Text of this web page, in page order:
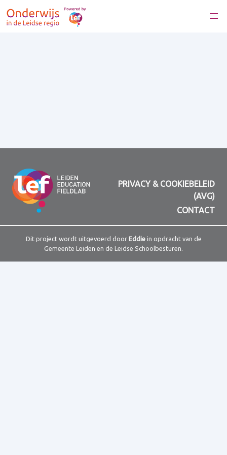
PRIVACY & COOKIEBELEID
(AVG)
CONTACT
Dit project wordt uitgevoerd door Eddiein opdracht van de
Gemeente Leiden en de Leidse Schoolbesturen.